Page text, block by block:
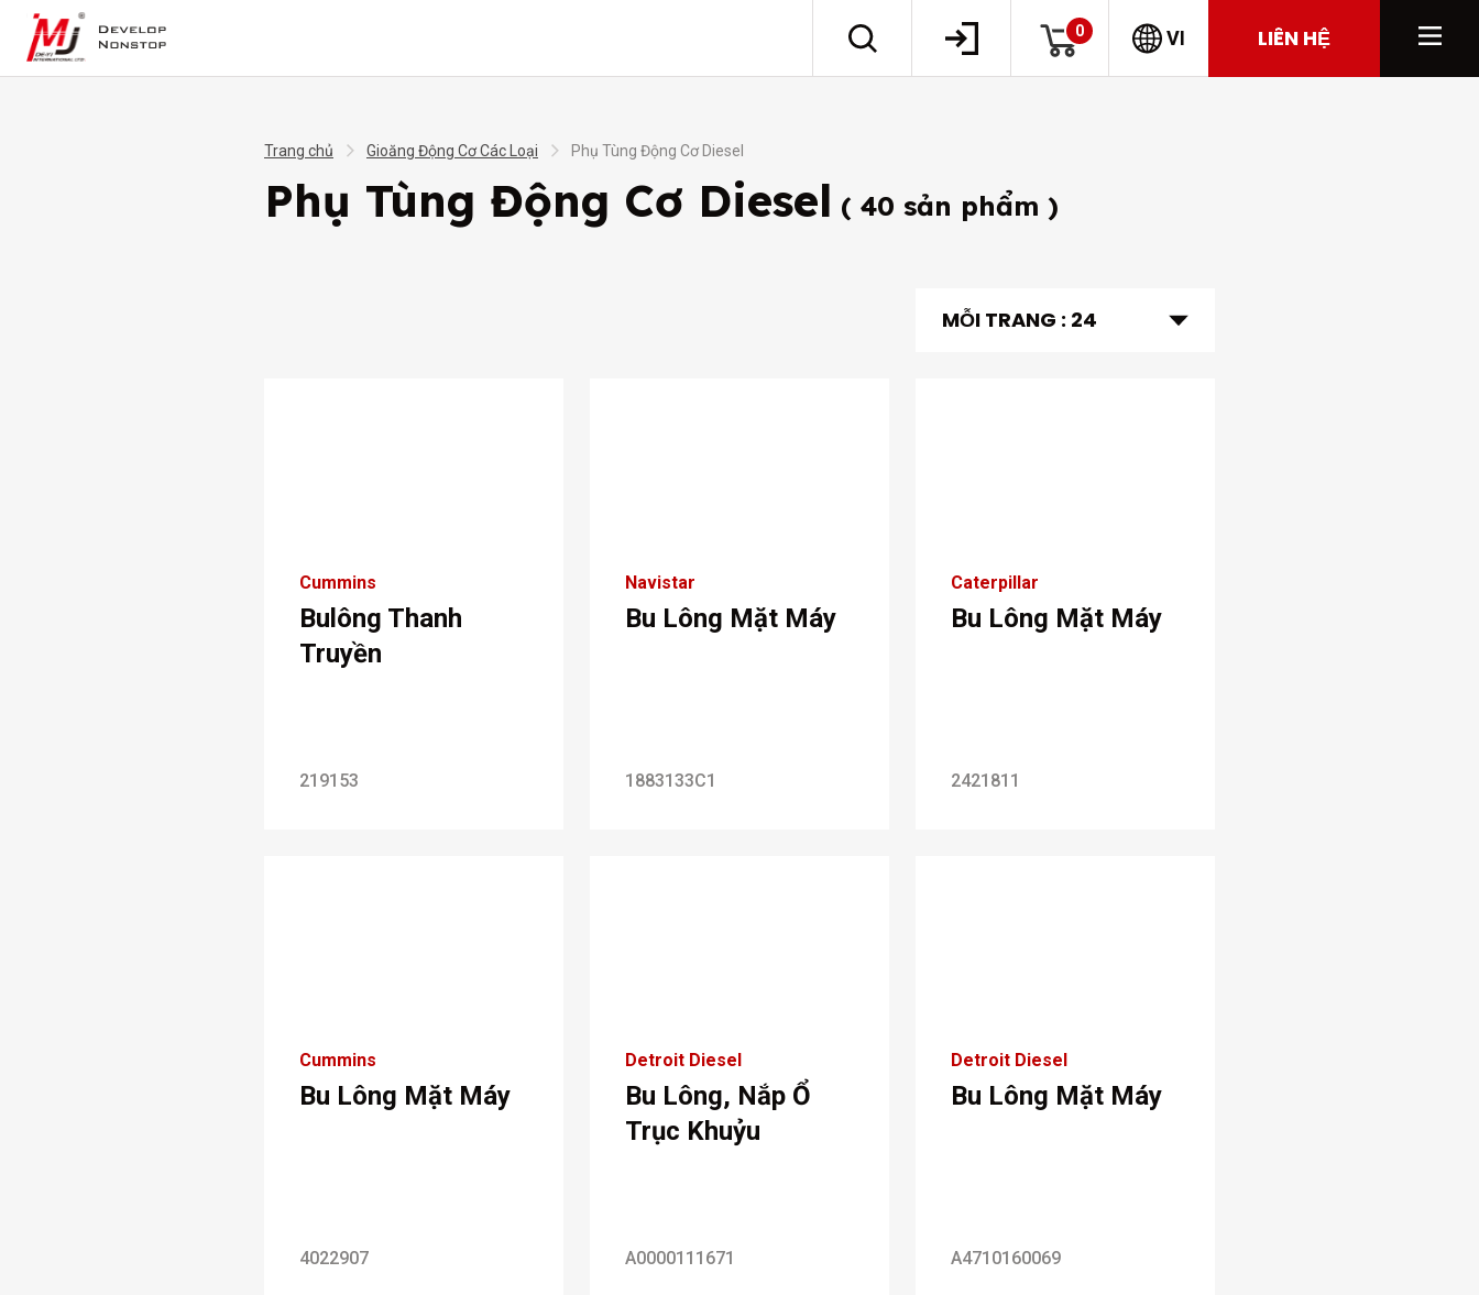
0 VI LIÊN HỆ
Trang chủ Gioăng Động Cơ Các Loại Phụ Tùng Động Cơ Diesel
Phụ Tùng Động Cơ Diesel ( 40 sản phẩm )
MỖI TRANG : 24
Cummins
Bulông Thanh
Truyền
219153
Navistar
Bu Lông Mặt Máy
1883133C1
Caterpillar
Bu Lông Mặt Máy
2421811
Cummins
Bu Lông Mặt Máy
4022907
Detroit Diesel
Bu Lông, Nắp Ổ
Trục Khuỷu
A0000111671
Detroit Diesel
Bu Lông Mặt Máy
A4710160069